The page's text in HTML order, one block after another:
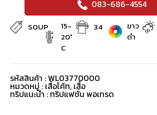
083-686-4554
SOUP
15-
20°
C
34
ขาว
ดำ
รหัสสินค้า : WL03770000
หมวดหมู่ : เสื้อโค้ท, เสื้อ
ทริปแนะนำ : ทริปแฟชั่น พอเทรด